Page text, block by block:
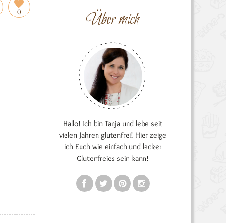
0 Über mich
Hallo! Ich bin Tanja und lebe seit
vielen Jahren glutenfrei! Hier zeige
ich Euch wie einfach und lecker
Glutenfreies sein kann!